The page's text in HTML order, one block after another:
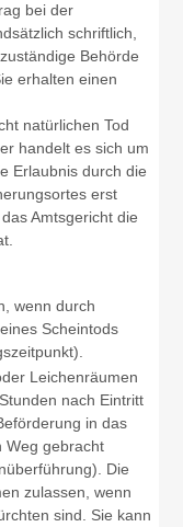
bei der
schriftlich,
Behörde
erhalten einen
natürlichen Tod
handelt es sich um
Erlaubnis durch die
erst
Amtsgericht die
wenn durch
Scheintods
Leichenräumen
nach Eintritt
in das
Weg gebracht
Die
zulassen, wenn
sind. Sie kann